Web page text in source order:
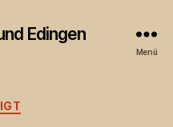
Edingen
Menü